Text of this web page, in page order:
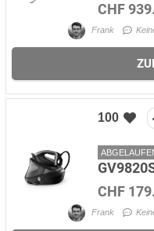
CHF
Frank
100
CHF
Frank